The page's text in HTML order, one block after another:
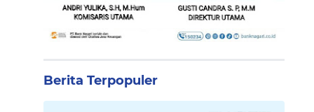
Berita Terpopuler